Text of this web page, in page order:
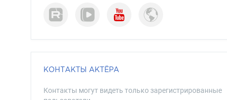
КОНТАКТЫ АКТЁРА
Контакты могут видеть только зарегистрированные